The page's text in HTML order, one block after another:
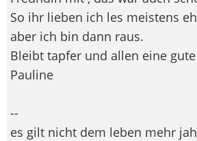
So ihr lieben ich les meistens
aber ich bin dann raus.
Bleibt tapfer und allen eine
Pauline
--
es gilt nicht dem leben mehr